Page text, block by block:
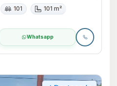
101 101 m²
Whatsapp